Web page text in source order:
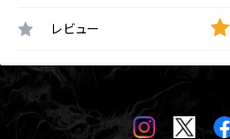
レビュー